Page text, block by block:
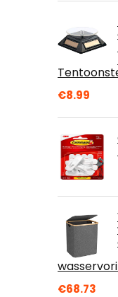
€8.99
€68.73